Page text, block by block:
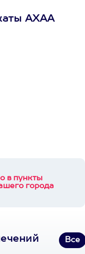
АХАА
в пункты
города
Все